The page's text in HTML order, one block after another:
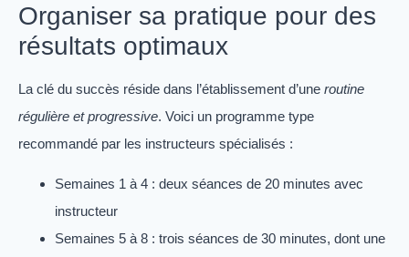
Organiser sa pratique pour des
résultats optimaux
La clé du succès réside dans l’établissement d’une routine
régulière et progressive. Voici un programme type
recommandé par les instructeurs spécialisés :
Semaines 1 à 4 : deux séances de 20 minutes avec
instructeur
Semaines 5 à 8 : trois séances de 30 minutes, dont une